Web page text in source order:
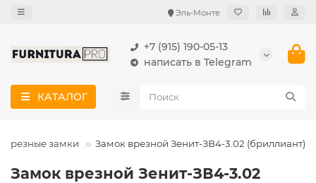
Эль-Монте
+7 (915) 190-05-13
написать в Telegram
КАТАЛОГ
Врезные замки Замок врезной Зенит-ЗВ4-3.02 (бриллиант)
Замок врезной Зенит-ЗВ4-3.02